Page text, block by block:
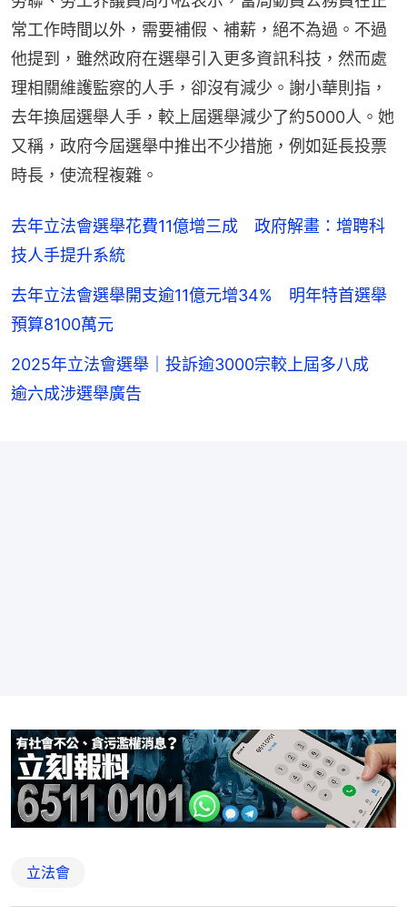
常工作時間以外，需要補假、補薪，絕不為過。不過
他提到，雖然政府在選舉引入更多資訊科技，然而處
理相關維護監察的人手，卻沒有減少。謝小華則指，
去年換屆選舉人手，較上屆選舉減少了約5000人。她
又稱，政府今屆選舉中推出不少措施，例如延長投票
時長，使流程複雜。
去年立法會選舉花費11億增三成 政府解畫：增聘科
技人手提升系統
去年立法會選舉開支逾11億元增34% 明年特首選舉
預算8100萬元
2025年立法會選舉｜投訴逾3000宗較上屆多八成
逾六成涉選舉廣告
立法會